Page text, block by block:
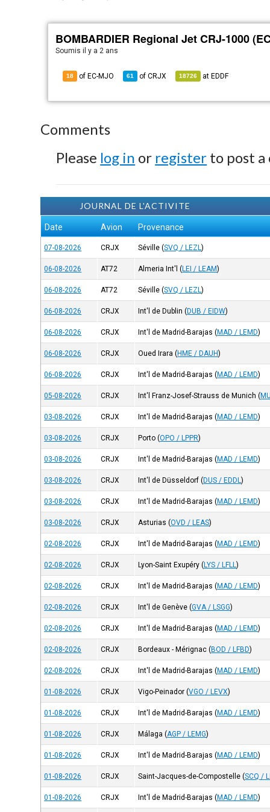
BOMBARDIER Regional Jet CRJ-1000
Soumisil y a 2 ans
18 of EC-MJO 61 ofCRJX 18726 at EDDF
Comments
Please log in or register to post a
JOURNAL DE L'ACTIVITE
Date Avion Provenance
07-08-2026 CRJX Séville (SVQ / LEZL)
06-08-2026 AT72 Almeria Int'l (LEI / LEAM)
06-08-2026 AT72 Séville (SVQ / LEZL)
06-08-2026 CRJX Int'l de Dublin (DUB / EIDW)
06-08-2026 CRJX Int'l de Madrid-Barajas (MAD / LEMD)
06-08-2026 CRJX Oued Irara (HME / DAUH)
06-08-2026 CRJX Int'l de Madrid-Barajas (MAD / LEMD)
05-08-2026 CRJX Int'l Franz-Josef-Strauss de Munich (
03-08-2026 CRJX Int'l de Madrid-Barajas (MAD / LEMD)
03-08-2026 CRJX Porto (OPO / LPPR)
03-08-2026 CRJX Int'l de Madrid-Barajas (MAD / LEMD)
03-08-2026 CRJX Int'l de Düsseldorf (DUS / EDDL)
03-08-2026 CRJX Int'l de Madrid-Barajas (MAD / LEMD)
03-08-2026 CRJX Asturias (OVD / LEAS)
02-08-2026 CRJX Int'l de Madrid-Barajas (MAD / LEMD)
02-08-2026 CRJX Lyon-Saint Exupéry (LYS / LFLL)
02-08-2026 CRJX Int'l de Madrid-Barajas (MAD / LEMD)
02-08-2026 CRJX Int'l de Genève (GVA / LSGG)
02-08-2026 CRJX Int'l de Madrid-Barajas (MAD / LEMD)
02-08-2026 CRJX Bordeaux - Mérignac (BOD / LFBD)
02-08-2026 CRJX Int'l de Madrid-Barajas (MAD / LEMD)
01-08-2026 CRJX Vigo-Peinador (VGO / LEVX)
01-08-2026 CRJX Int'l de Madrid-Barajas (MAD / LEMD)
01-08-2026 CRJX Málaga (AGP / LEMG)
01-08-2026 CRJX Int'l de Madrid-Barajas (MAD / LEMD)
01-08-2026 CRJX Saint-Jacques-de-Compostelle (SCQ /
01-08-2026 CRJX Int'l de Madrid-Barajas (MAD / LEMD)